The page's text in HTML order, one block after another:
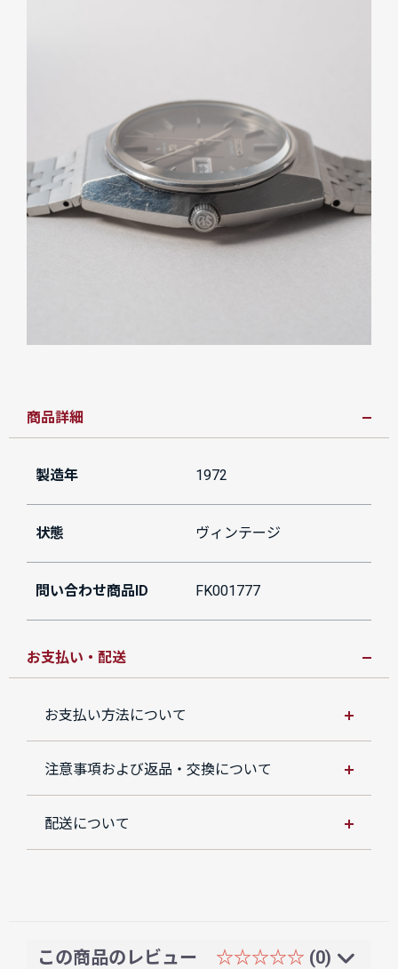
商品詳細
製造年 1972
状態 ヴィンテージ
問い合わせ商品ID FK001777
お支払い・配送
お支払い方法について
注意事項および返品・交換について
配送について
この商品のレビュー ☆☆☆☆☆ (0)